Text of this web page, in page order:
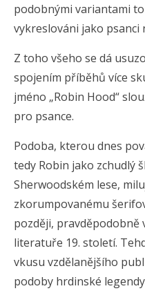
podobnými variantami
vykreslováni jako psanci
Z toho všeho se dá
spojením příběhů více
jméno „Robin Hood“
pro psance.
Podoba, kterou dnes
tedy Robin jako zchudlý
Sherwoodském lese,
zkorumpovanému
později, pravděpodobně
literatuře 19. století.
vkusu vzdělanějšího
podoby hrdinské